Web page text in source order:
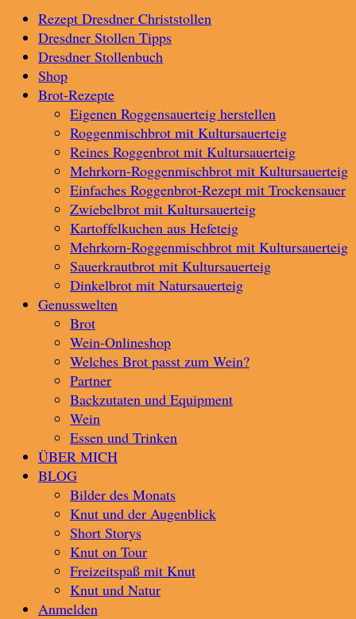
Rezept Dresdner Christstollen
Dresdner Stollen Tipps
Dresdner Stollenbuch
Shop
Brot-Rezepte
Eigenen Roggensauerteig herstellen
Roggenmischbrot mit Kultursauerteig
Reines Roggenbrot mit Kultursauerteig
Mehrkorn-Roggenmischbrot mit Kultursauerteig
Einfaches Roggenbrot-Rezept mit Trockensauer
Zwiebelbrot mit Kultursauerteig
Kartoffelkuchen aus Hefeteig
Mehrkorn-Roggenmischbrot mit Kultursauerteig
Sauerkrautbrot mit Kultursauerteig
Dinkelbrot mit Natursauerteig
Genusswelten
Brot
Wein-Onlineshop
Welches Brot passt zum Wein?
Partner
Backzutaten und Equipment
Wein
Essen und Trinken
ÜBER MICH
BLOG
Bilder des Monats
Knut und der Augenblick
Short Storys
Knut on Tour
Freizeitspaß mit Knut
Knut und Natur
Anmelden